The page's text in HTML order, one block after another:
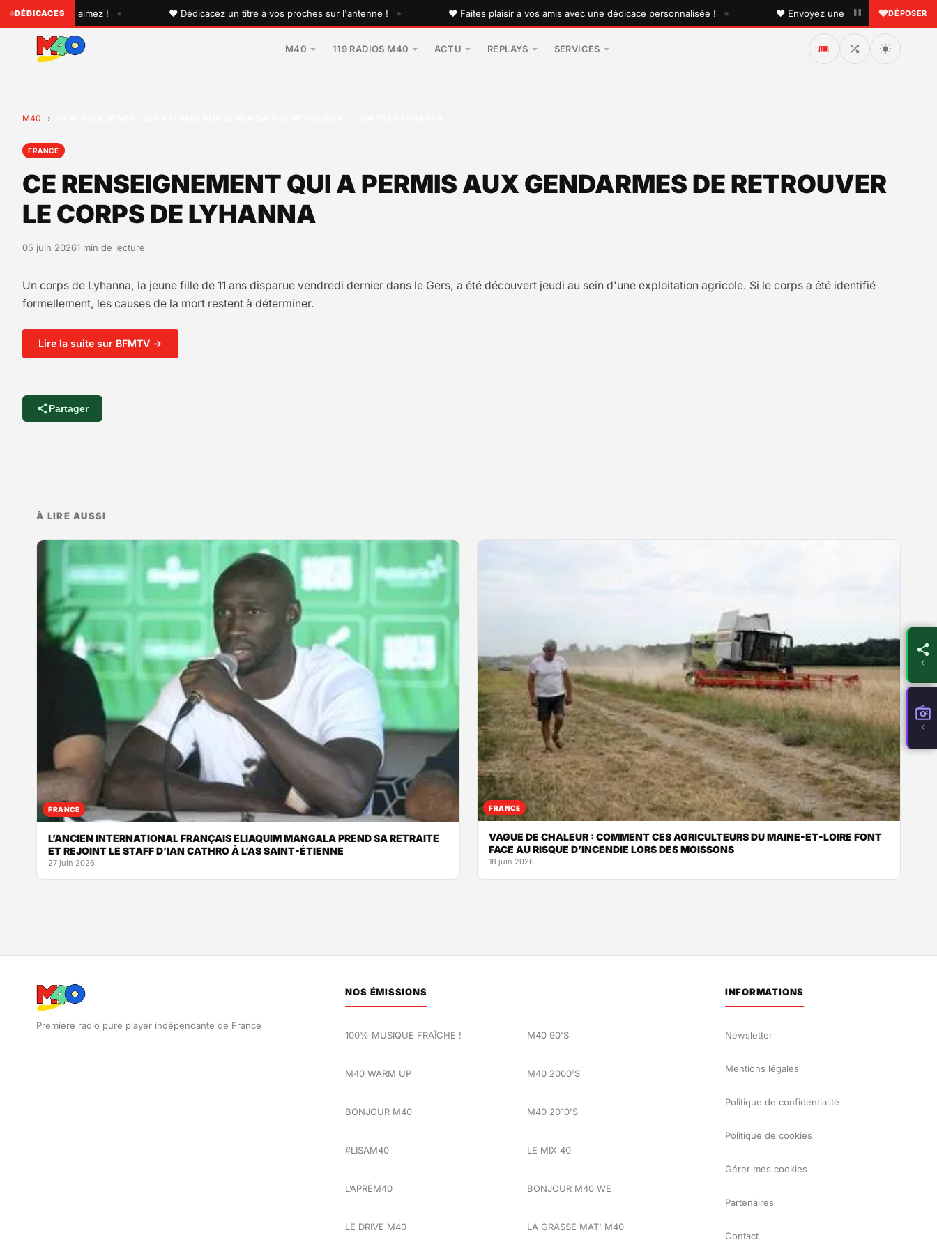
DÉDICACES
que vous aimez ! • ♥ Dédicacez un titre à vos proches sur l'antenne ! • ♥ Faites plaisir à vos amis avec une dédicace personnalisée ! • ♥ Envoyez une dédicace à quelqu'un que
DÉPOSER
M40 119 RADIOS M40 ACTU REPLAYS SERVICES 🎟️
M40 ›
FRANCE
CE RENSEIGNEMENT QUI A PERMIS AUX GENDARMES DE RETROUVER
LE CORPS DE LYHANNA
05 juin 20261 min de lecture
Un corps de Lyhanna, la jeune fille de 11 ans disparue vendredi dernier dans le Gers, a été découvert jeudi au sein d'une exploitation agricole. Si le corps a été identifié
formellement, les causes de la mort restent à déterminer.
Lire la suite sur BFMTV →
Partager
À LIRE AUSSI
FRANCE
L’ANCIEN INTERNATIONAL FRANÇAIS ELIAQUIM MANGALA PREND SA RETRAITE
ET REJOINT LE STAFF D’IAN CATHRO À L’AS SAINT-ÉTIENNE
27 juin 2026
FRANCE
VAGUE DE CHALEUR : COMMENT CES AGRICULTEURS DU MAINE-ET-LOIRE FONT
FACE AU RISQUE D’INCENDIE LORS DES MOISSONS
18 juin 2026
Première radio pure player indépendante de France
NOS ÉMISSIONS
100% MUSIQUE FRAÎCHE !
M40 WARM UP
BONJOUR M40
#LISAM40
L’APRÈM40
LE DRIVE M40
M40 90'S
M40 2000'S
M40 2010'S
LE MIX 40
BONJOUR M40 WE
LA GRASSE MAT' M40
INFORMATIONS
Newsletter
Mentions légales
Politique de confidentialité
Politique de cookies
Gérer mes cookies
Partenaires
Contact